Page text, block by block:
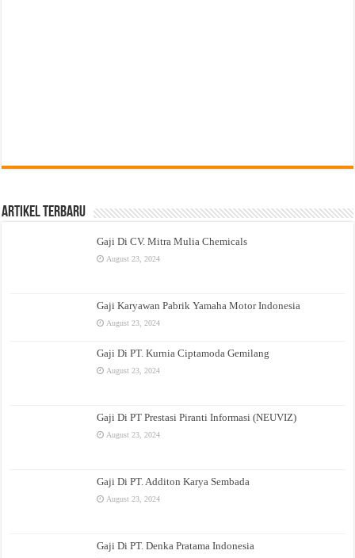
Artikel Terbaru
Gaji Di CV. Mitra Mulia Chemicals
August 23, 2024
Gaji Karyawan Pabrik Yamaha Motor Indonesia
August 23, 2024
Gaji Di PT. Kurnia Ciptamoda Gemilang
August 23, 2024
Gaji Di PT Prestasi Piranti Informasi (NEUVIZ)
August 23, 2024
Gaji Di PT. Additon Karya Sembada
August 23, 2024
Gaji Di PT. Denka Pratama Indonesia